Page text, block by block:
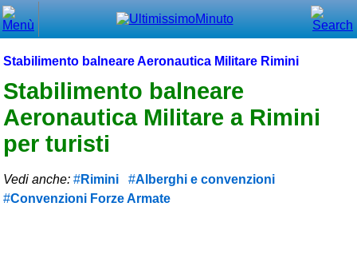
Stabilimento balneare Aeronautica Militare Rimini
Stabilimento balneare
Aeronautica Militare a Rimini
per turisti
Vedi anche: Rimini
Alberghi e convenzioni
Convenzioni Forze Armate
Menù principale
⌂ Home
🕐 Last Minute
🕐 First Minute
🔍 Cerca